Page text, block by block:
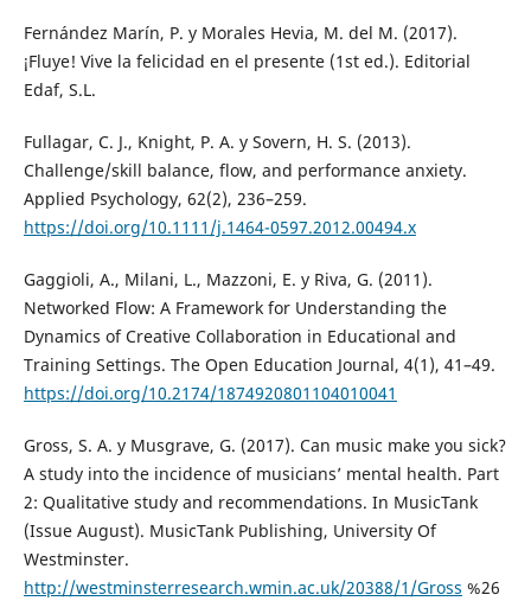
Fernández Marín, P. y Morales Hevia, M. del M. (2017).
¡Fluye! Vive la felicidad en el presente (1st ed.). Editorial
Edaf, S.L.
Fullagar, C. J., Knight, P. A. y Sovern, H. S. (2013).
Challenge/skill balance, flow, and performance anxiety.
Applied Psychology, 62(2), 236–259.
https://doi.org/10.1111/j.1464-0597.2012.00494.x
Gaggioli, A., Milani, L., Mazzoni, E. y Riva, G. (2011).
Networked Flow: A Framework for Understanding the
Dynamics of Creative Collaboration in Educational and
Training Settings. The Open Education Journal, 4(1), 41–49.
https://doi.org/10.2174/1874920801104010041
Gross, S. A. y Musgrave, G. (2017). Can music make you sick?
A study into the incidence of musicians’ mental health. Part
2: Qualitative study and recommendations. In MusicTank
(Issue August). MusicTank Publishing, University Of
Westminster.
http://westminsterresearch.wmin.ac.uk/20388/1/Gross %26